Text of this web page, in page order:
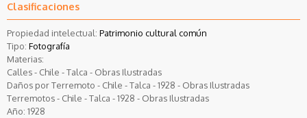
Clasificaciones
Propiedad intelectual: Patrimonio cultural común
Tipo: Fotografía
Materias:
Calles - Chile - Talca - Obras Ilustradas
Daños por Terremoto - Chile - Talca - 1928 - Obras Ilustradas
Terremotos - Chile - Talca - 1928 - Obras Ilustradas
Año: 1928